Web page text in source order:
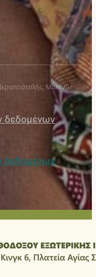
Μακένζυ
δεδομένων
δεδομένων